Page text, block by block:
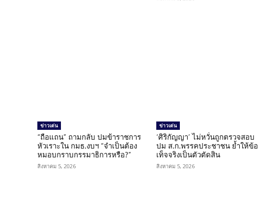
ข่าวเด่น
“ถือแถน” ถามกลับ ปมข้าราชการ
หัวเราะใน กมธ.งบฯ “จำเป็นต้อง
หมอบกราบกรรมาธิการหรือ?”
สิงหาคม 5, 2026
ข่าวเด่น
‘ศิริกัญญา’ ไม่หวั่นถูกตรวจสอบ
ปม ส.ก.พรรคประชาชน ย้ำให้ข้อ
เท็จจริงเป็นตัวตัดสิน
สิงหาคม 5, 2026